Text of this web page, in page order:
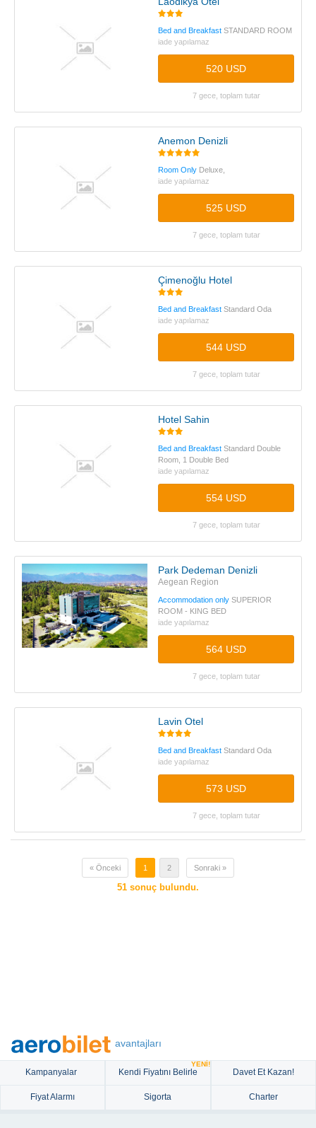
Bed and Breakfast STANDARD ROOM
iade yapılamaz
520 USD
7 gece, toplam tutar
Anemon Denizli
Room Only Deluxe,
iade yapılamaz
525 USD
7 gece, toplam tutar
Çimenoğlu Hotel
Bed and Breakfast Standard Oda
iade yapılamaz
544 USD
7 gece, toplam tutar
Hotel Sahin
Bed and Breakfast Standard Double
Room, 1 Double Bed
iade yapılamaz
554 USD
7 gece, toplam tutar
Park Dedeman Denizli
Aegean Region
Accommodation only SUPERIOR
ROOM - KING BED
iade yapılamaz
564 USD
7 gece, toplam tutar
Lavin Otel
Bed and Breakfast Standard Oda
iade yapılamaz
573 USD
7 gece, toplam tutar
« Önceki 1 2 Sonraki »
51 sonuç bulundu.
avantajları
Kampanyalar Kendi Fiyatını Belirle
YENİ!
Davet Et Kazan!
Fiyat Alarmı Sigorta Charter